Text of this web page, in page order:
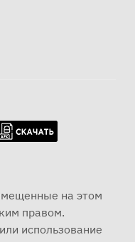
на этом
правом.
использование